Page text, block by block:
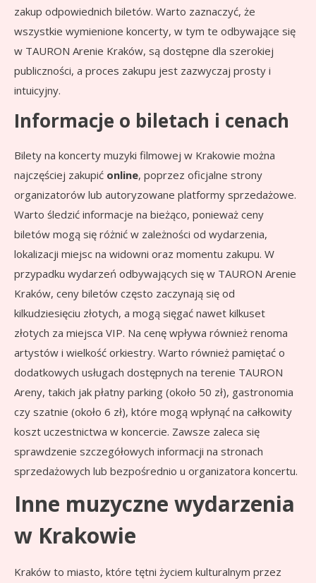
zakup odpowiednich biletów. Warto zaznaczyć, że
wszystkie wymienione koncerty, w tym te odbywające się
w TAURON Arenie Kraków, są dostępne dla szerokiej
publiczności, a proces zakupu jest zazwyczaj prosty i
intuicyjny.
Informacje o biletach i cenach
Bilety na koncerty muzyki filmowej w Krakowie można
najczęściej zakupić online, poprzez oficjalne strony
organizatorów lub autoryzowane platformy sprzedażowe.
Warto śledzić informacje na bieżąco, ponieważ ceny
biletów mogą się różnić w zależności od wydarzenia,
lokalizacji miejsc na widowni oraz momentu zakupu. W
przypadku wydarzeń odbywających się w TAURON Arenie
Kraków, ceny biletów często zaczynają się od
kilkudziesięciu złotych, a mogą sięgać nawet kilkuset
złotych za miejsca VIP. Na cenę wpływa również renoma
artystów i wielkość orkiestry. Warto również pamiętać o
dodatkowych usługach dostępnych na terenie TAURON
Areny, takich jak płatny parking (około 50 zł), gastronomia
czy szatnie (około 6 zł), które mogą wpłynąć na całkowity
koszt uczestnictwa w koncercie. Zawsze zaleca się
sprawdzenie szczegółowych informacji na stronach
sprzedażowych lub bezpośrednio u organizatora koncertu.
Inne muzyczne wydarzenia
w Krakowie
Kraków to miasto, które tętni życiem kulturalnym przez